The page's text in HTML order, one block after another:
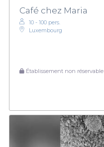
Café chez Maria
10 - 100 pers.
Luxembourg
Établissement non réservable